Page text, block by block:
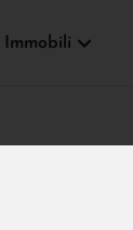
Immobili